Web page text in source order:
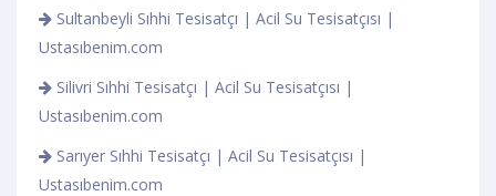
Sultanbeyli Sıhhi Tesisatçı | Acil Su Tesisatçısı |
Ustasıbenim.com
Silivri Sıhhi Tesisatçı | Acil Su Tesisatçısı |
Ustasıbenim.com
Sarıyer Sıhhi Tesisatçı | Acil Su Tesisatçısı |
Ustasıbenim.com